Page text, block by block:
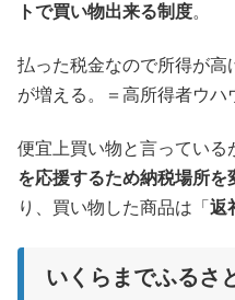
トで買い物出来る制度。
払った税金なので所得が
が増える。＝高所得者ウハ
便宜上買い物と言っている
を応援するため納税場所を
り、買い物した商品は「 返
いくらまでふるさ